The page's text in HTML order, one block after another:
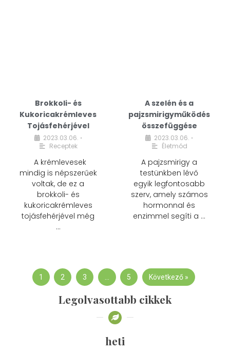
Brokkoli- és
Kukoricakrémleves
Tojásfehérjével
2023.03.06. •
Receptek
A krémlevesek
mindig is népszerűek
voltak, de ez a
brokkoli- és
kukoricakrémleves
tojásfehérjével még
…
A szelén és a
pajzsmirigyműködés
összefüggése
2023.03.06. •
Életmód
A pajzsmirigy a
testünkben lévő
egyik legfontosabb
szerv, amely számos
hormonnal és
enzimmel segíti a …
1 2 3 … 5 Következő »
Legolvasottabb cikkek
heti